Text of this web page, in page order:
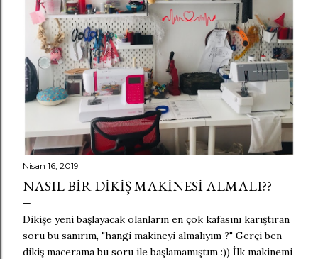
l
a
r
Nisan 16, 2019
NASIL BIR DIKIŞ MAKINESI ALMALI??
Dikişe yeni başlayacak olanların en çok kafasını karıştıran
soru bu sanırım, "hangi makineyi almalıyım ?" Gerçi ben
dikiş macerama bu soru ile başlamamıştım :)) İlk makinemi